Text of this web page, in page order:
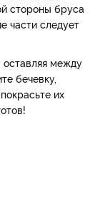
стороны бруса
части следует
между
бечевку,
их